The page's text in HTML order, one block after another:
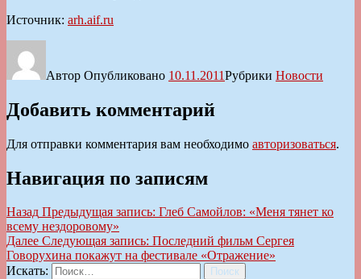
Источник: arh.aif.ru
Автор Опубликовано 10.11.2011Рубрики Новости
Добавить комментарий
Для отправки комментария вам необходимо авторизоваться.
Навигация по записям
Назад Предыдущая запись: Глеб Самойлов: «Меня тянет ко
всему нездоровому»
Далее Следующая запись: Последний фильм Сергея
Говорухина покажут на фестивале «Отражение»
Искать:
Поиск